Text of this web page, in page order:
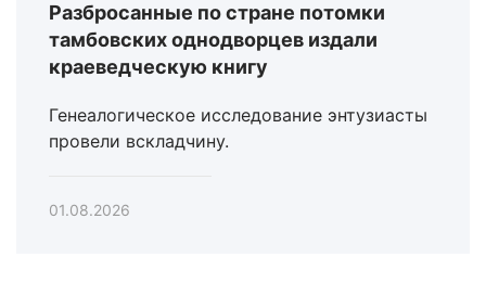
Разбросанные по стране потомки
тамбовских однодворцев издали
краеведческую книгу
Генеалогическое исследование энтузиасты
провели вскладчину.
01.08.2026